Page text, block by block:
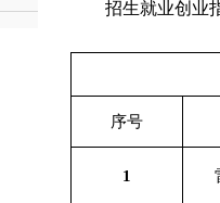
招生就业创业
序号
1